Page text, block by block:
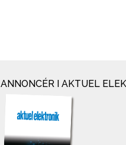
ANNONCÉR I AKTUEL